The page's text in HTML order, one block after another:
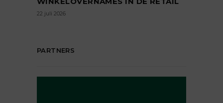
22 juli 2026
PARTNERS